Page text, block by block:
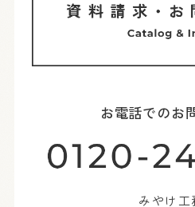
お電話でのお
みやけ工